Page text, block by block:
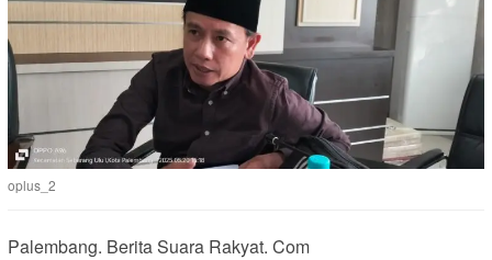
oplus_2
Palembang. Berita Suara Rakyat. Com